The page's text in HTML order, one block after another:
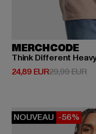
MERCHCODE
Think Different
24,89 EUR
Prix courant: 24,89 EUR
29,99 EUR
NOUVEAU -56%